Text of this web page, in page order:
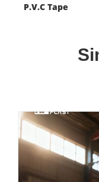
P.V.C Tape